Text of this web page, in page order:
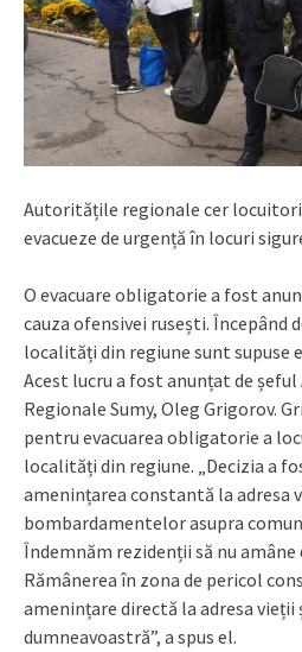
Autoritățile regionale cer
evacueze de urgență în locuri
O evacuare obligatorie a fost
cauza ofensivei rusești. Începând
localități din regiune sunt supuse
Acest lucru a fost anunțat de
Regionale Sumy, Oleg Grigorov.
pentru evacuarea obligatorie a
localități din regiune. „Decizia a
amenințarea constantă la adresa
bombardamentelor asupra
Îndemnăm rezidenții să nu amâne
Rămânerea în zona de pericol
amenințare directă la adresa vieții
dumneavoastră”, a spus el.